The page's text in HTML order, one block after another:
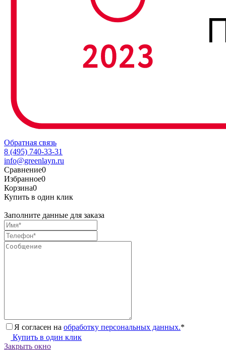
Обратная связь
8 (495) 740-33-31
info@greenlayn.ru
Сравнение0
Избранное0
Корзина0
Купить в один клик
Заполните данные для заказа
Я согласен на обработку персональных данных.*
Купить в один клик
Закрыть окно